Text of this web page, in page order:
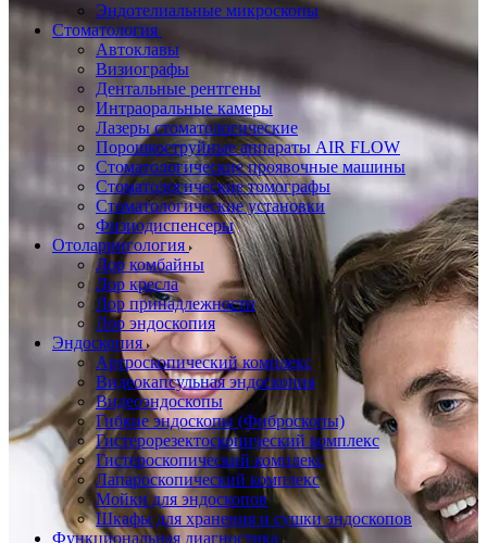
Эндотелиальные микроскопы
Стоматология
Автоклавы
Визиографы
Дентальные рентгены
Интраоральные камеры
Лазеры стоматологические
Порошкоструйные аппараты AIR FLOW
Стоматологические проявочные машины
Стоматологические томографы
Стоматологические установки
Физиодиспенсеры
Отоларингология
Лор комбайны
Лор кресла
Лор принадлежности
Лор эндоскопия
Эндоскопия
Артроскопический комплекс
Видеокапсульная эндоскопия
Видеоэндоскопы
Гибкие эндоскопы (Фиброcкопы)
Гистерорезектоскопический комплекс
Гистероскопический комплекс
Лапароскопический комплекс
Мойки для эндоскопов
Шкафы для хранения и сушки эндоскопов
Функциональная диагностика